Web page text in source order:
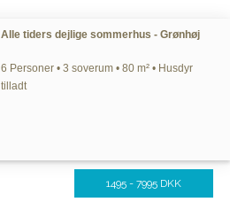
Alle tiders dejlige sommerhus - Grønhøj
6 Personer • 3 soverum • 80 m² • Husdyr
tilladt
1495 - 7995 DKK